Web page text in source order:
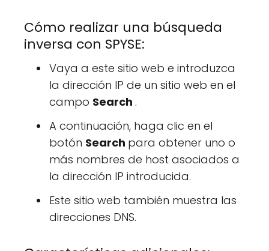
Cómo realizar una búsqueda
inversa con SPYSE:
Vaya a este sitio web e introduzca
la dirección IP de un sitio web en el
campo Search .
A continuación, haga clic en el
botón Search para obtener uno o
más nombres de host asociados a
la dirección IP introducida.
Este sitio web también muestra las
direcciones DNS.